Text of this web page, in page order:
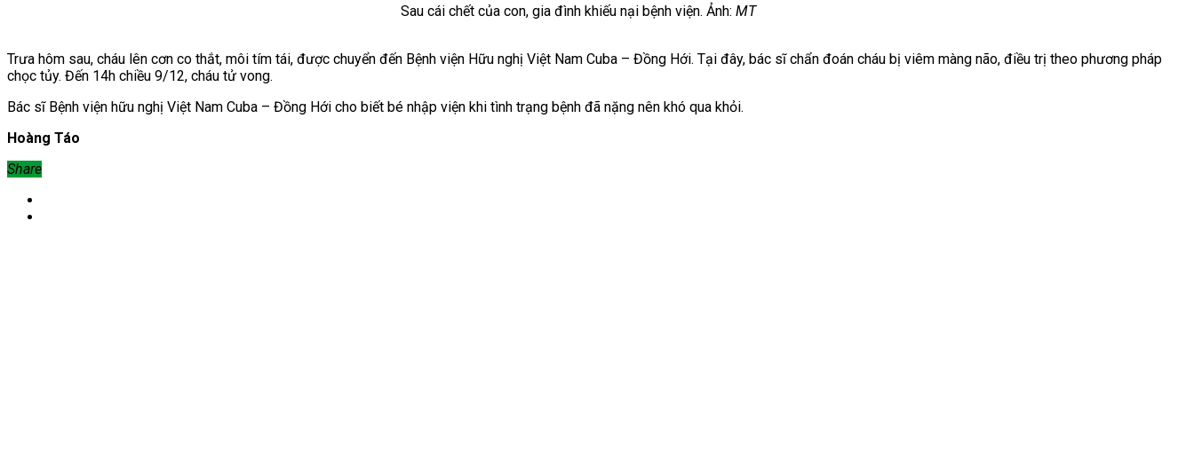
Sau cái chết của con, gia đình khiếu nại bệnh viện. Ảnh: MT
Trưa hôm sau, cháu lên cơn co thắt, môi tím tái, được chuyển đến Bệnh viện Hữu nghị Việt Nam Cuba – Đồng Hới. Tại đây, bác sĩ chẩn đoán cháu bị viêm màng não, điều trị theo phương pháp
chọc tủy. Đến 14h chiều 9/12, cháu tử vong.
Bác sĩ Bệnh viện hữu nghị Việt Nam Cuba – Đồng Hới cho biết bé nhập viện khi tình trạng bệnh đã nặng nên khó qua khỏi.
Hoàng Táo
Share